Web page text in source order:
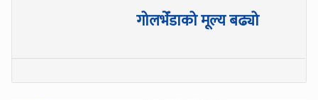
गोलभेँडाको मूल्य बढ्यो